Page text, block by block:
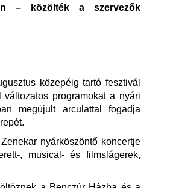
– közölték a szervezők
közepéig tartó fesztivál
programokat a nyári
megújult arculattal fogadja
nyárköszöntő koncertje
, musical- és filmslágerek,